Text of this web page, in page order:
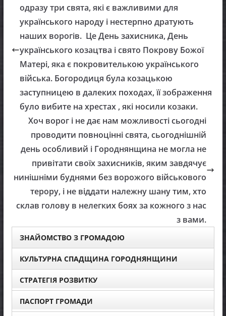
одразу три свята, які є важливими для
українського народу і нестерпно дратують
наших ворогів. Це День захисника, День
українського козацтва і свято Покрову Божої
Матері, яка є покровителькою українського
війська. Богородиця була козацькою
заступницею в далеких походах, її зображення
було вибите на хрестах , які носили козаки.
Хоч ворог і не дає нам можливості сьогодні
проводити повноцінні свята, сьогоднішній
день особливий і Городнянщина не могла не
привітати своїх захисників, яким завдячує
нинішніми буднями без ворожого військового
терору, і не віддати належну шану тим, хто
склав голову в нелегких боях за кожного з нас
з вами.
ЗНАЙОМСТВО З ГРОМАДОЮ
КУЛЬТУРНА СПАДЩИНА ГОРОДНЯНЩИНИ
СТРАТЕГІЯ РОЗВИТКУ
ПАСПОРТ ГРОМАДИ